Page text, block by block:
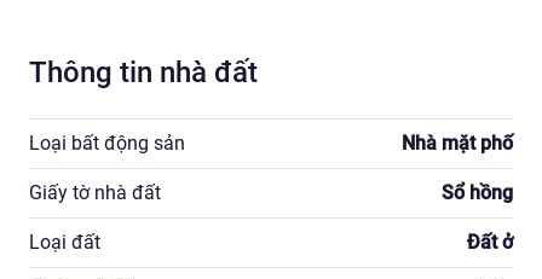
Thông tin nhà đất
Loại bất động sản Nhà mặt phố
Giấy tờ nhà đất Sổ hồng
Loại đất Đất ở